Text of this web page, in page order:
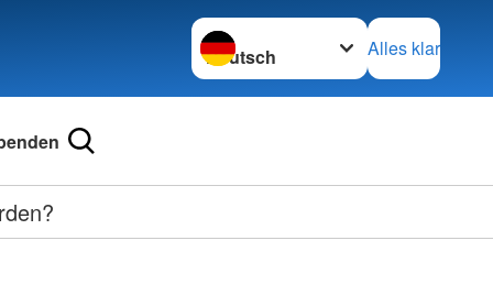
Sprache wechseln zu
Alles klar